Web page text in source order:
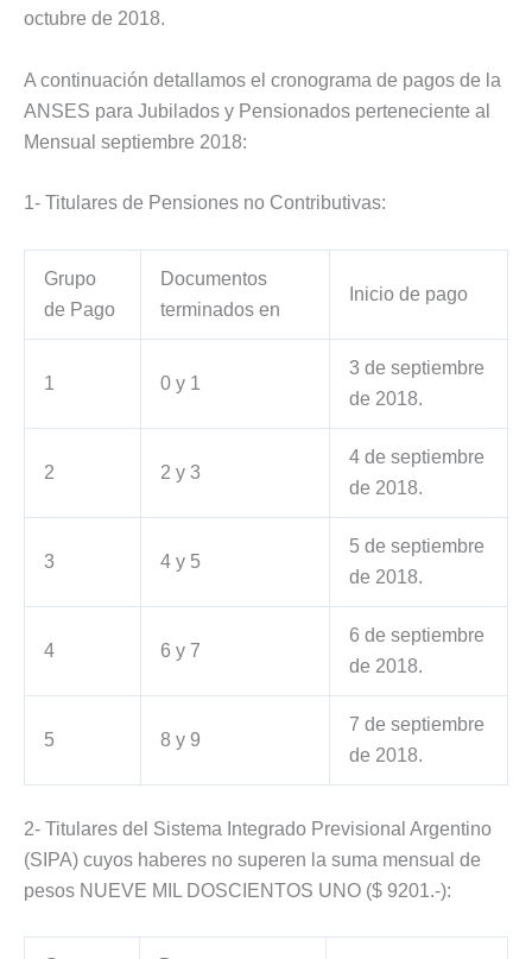
octubre de 2018.
A continuación detallamos el cronograma de pagos de la
ANSES para Jubilados y Pensionados perteneciente al
Mensual septiembre 2018:
1- Titulares de Pensiones no Contributivas:
Grupo
de Pago
Documentos
terminados en
Inicio de pago
1 0 y 1
3 de septiembre
de 2018.
2 2 y 3
4 de septiembre
de 2018.
3 4 y 5
5 de septiembre
de 2018.
4 6 y 7
6 de septiembre
de 2018.
5 8 y 9
7 de septiembre
de 2018.
2- Titulares del Sistema Integrado Previsional Argentino
(SIPA) cuyos haberes no superen la suma mensual de
pesos NUEVE MIL DOSCIENTOS UNO ($ 9201.-):